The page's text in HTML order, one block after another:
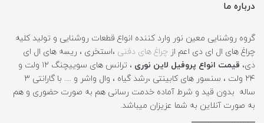
درباره ما
گروه روشنایی معین نور وارد کننده انواع قطعات روشنایی و تولید کلیه
چراغ های ال ای دی اعم از چراغ های دفنی ،استخری ، ریسه های ال ای
دی، قیمت انواع پروفیل لاین نوری
، ترانس های سوییچنگ ۱۲ ولت و
۲۴ ولت ، سنسور های کابینتی ،رشد گیاه ، وال واشر و .... با گارانتی ۳
ساله بدون قید و شرط آماده خدمت رسانی هم به صورت حضوری و هم
به صورت آنلاین به شما عزیزان میباشد.